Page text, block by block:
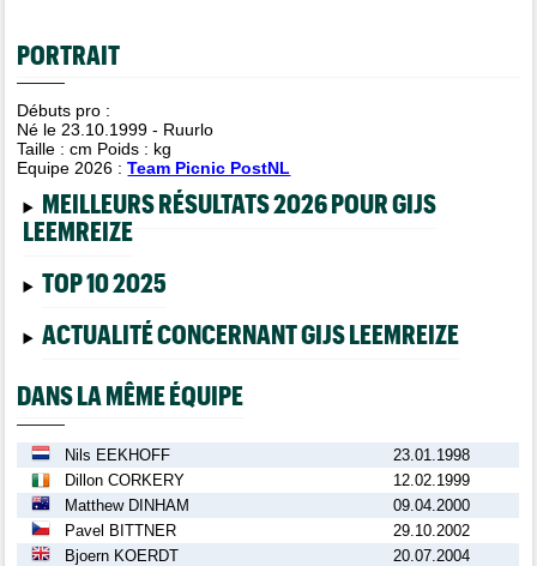
PORTRAIT
Débuts pro :
Né le 23.10.1999 - Ruurlo
Taille :cm Poids : kg
Equipe 2026 :Team Picnic PostNL
MEILLEURS RÉSULTATS 2026 POUR GIJS
LEEMREIZE
TOP 10 2025
ACTUALITÉ CONCERNANT GIJS LEEMREIZE
DANS LA MÊME ÉQUIPE
Nils EEKHOFF
23.01.1998
Dillon CORKERY
12.02.1999
Matthew DINHAM
09.04.2000
Pavel BITTNER
29.10.2002
Bjoern KOERDT
20.07.2004